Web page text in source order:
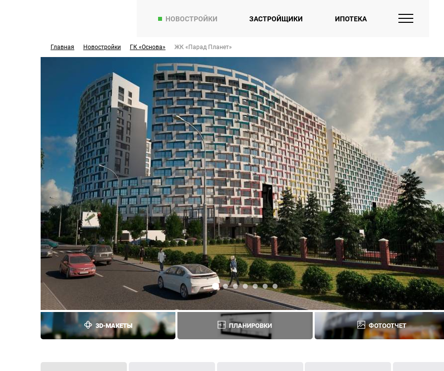
НОВОСТРОЙКИ ЗАСТРОЙЩИКИ ИПОТЕКА
Главная Новостройки ГК «Основа» ЖК «Парад Планет»
3D-МАКЕТЫ ПЛАНИРОВКИ ФОТООТЧЕТ